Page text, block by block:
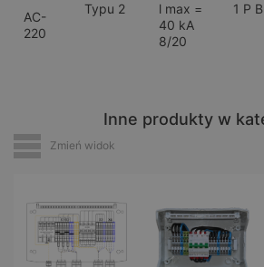
AC-
220
Typu 2
l max =
40 kA
8/20
1 P
Inne produkty w
Zmień widok